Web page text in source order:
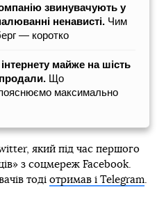
звинувачують у
ненависті. Чим
— коротко
майже на шість
Що
максимально
який під час першого
з соцмереж Facebook.
тоді отримав і Telegram